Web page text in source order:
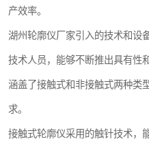
产效率。
湖州轮廓仪厂家引入的技术和设
技术人员，能够不断推出具有性
涵盖了接触式和非接触式两种类
求。
接触式轮廓仪采用的触针技术，
三坐标夹具
测针